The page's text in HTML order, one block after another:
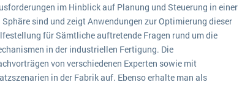
im Hinblick auf Planung und Steuerung in einer
sind und zeigt Anwendungen zur Optimierung dieser
für Sämtliche auftretende Fragen rund um die
in der industriellen Fertigung. Die
von verschiedenen Experten sowie mit
in der Fabrik auf. Ebenso erhalte man als